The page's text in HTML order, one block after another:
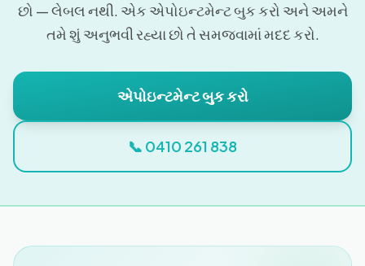
છો — લેબલ નથી. એક એપોઇન્ટમેન્ટ બુક કરો અને અમને
તમે શું અનુભવી રહ્યા છો તે સમજવામાં મદદ કરો.
એપોઇન્ટમેન્ટ બુક કરો
📞 0410 261 838